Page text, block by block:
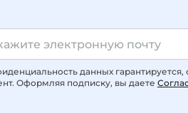
данных
Оформляя подписку, вы даете